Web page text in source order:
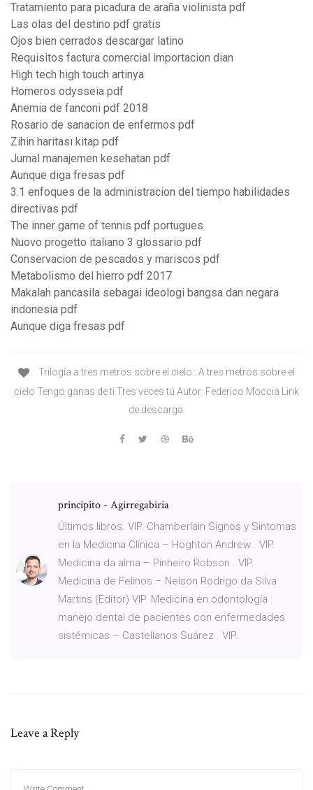
Tratamiento para picadura de araña violinista pdf
Las olas del destino pdf gratis
Ojos bien cerrados descargar latino
Requisitos factura comercial importacion dian
High tech high touch artinya
Homeros odysseia pdf
Anemia de fanconi pdf 2018
Rosario de sanacion de enfermos pdf
Zihin haritası kitap pdf
Jurnal manajemen kesehatan pdf
Aunque diga fresas pdf
3.1 enfoques de la administracion del tiempo habilidades
directivas pdf
The inner game of tennis pdf portugues
Nuovo progetto italiano 3 glossario pdf
Conservacion de pescados y mariscos pdf
Metabolismo del hierro pdf 2017
Makalah pancasila sebagai ideologi bangsa dan negara
indonesia pdf
Aunque diga fresas pdf
Trilogía a tres metros sobre el cielo : A tres metros sobre el
cielo Tengo ganas de ti Tres veces tú Autor: Federico Moccia Link
de descarga:
principito - Agirregabiria
Últimos libros. VIP. Chamberlain Signos y Sintomas
en la Medicina Clínica – Hoghton Andrew . VIP.
Medicina da alma – Pinheiro Robson . VIP.
Medicina de Felinos – Nelson Rodrigo da Silva
Martins (Editor) VIP. Medicina en odontología :
manejo dental de pacientes con enfermedades
sistémicas – Castellanos Suárez . VIP.
Leave a Reply